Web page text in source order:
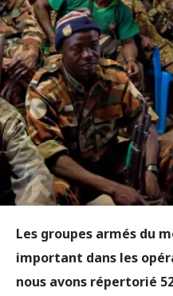
Les groupes armés du
important dans les
nous avons répertorié